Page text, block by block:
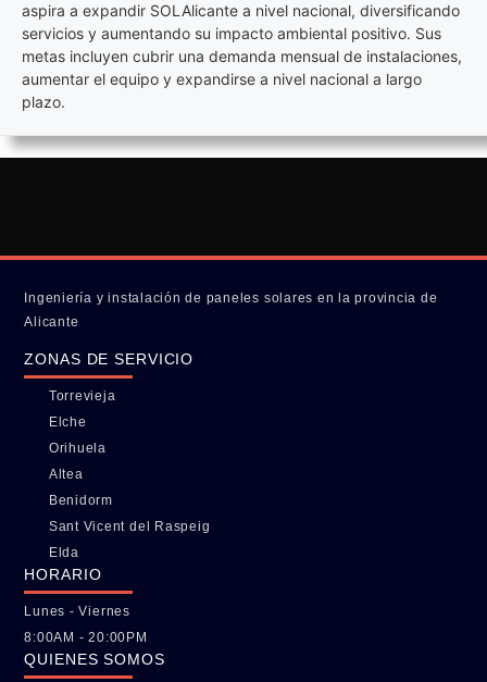
aspira a expandir SOLAlicante a nivel nacional, diversificando
servicios y aumentando su impacto ambiental positivo. Sus
metas incluyen cubrir una demanda mensual de instalaciones,
aumentar el equipo y expandirse a nivel nacional a largo
plazo.
Ingeniería y instalación de paneles solares en la provincia de
Alicante
ZONAS DE SERVICIO
Torrevieja
Elche
Orihuela
Altea
Benidorm
Sant Vicent del Raspeig
Elda
HORARIO
Lunes - Viernes
8:00AM - 20:00PM
QUIENES SOMOS